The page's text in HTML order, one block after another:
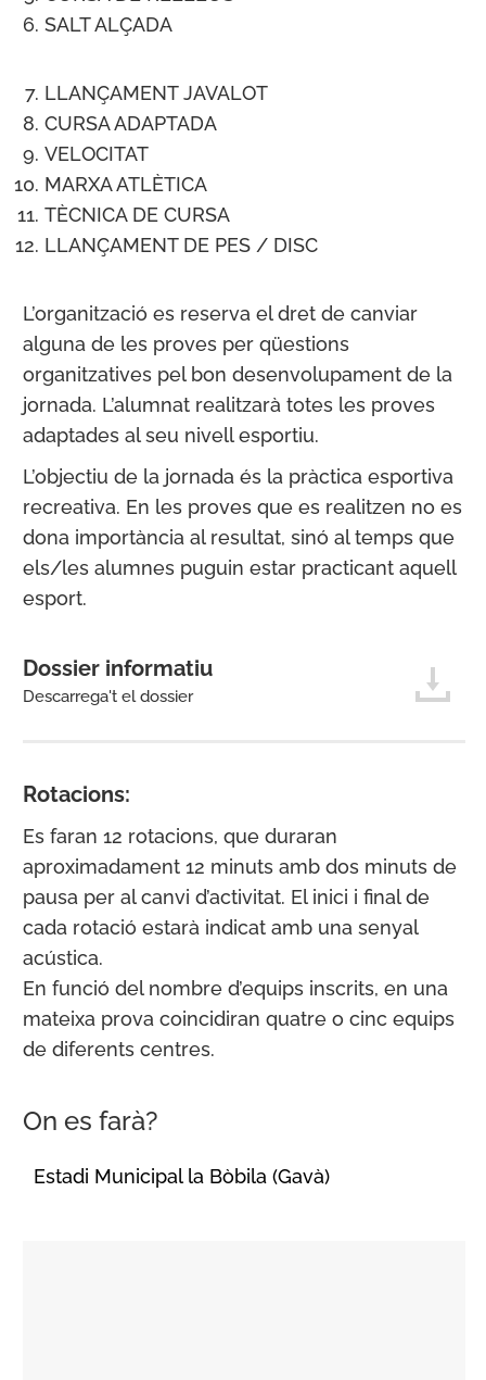
SALT ALÇADA
LLANÇAMENT JAVALOT
CURSA ADAPTADA
VELOCITAT
MARXA ATLÈTICA
TÈCNICA DE CURSA
LLANÇAMENT DE PES / DISC
L’organització es reserva el dret de canviar
alguna de les proves per qüestions
organitzatives pel bon desenvolupament de la
jornada. L’alumnat realitzarà totes les proves
adaptades al seu nivell esportiu.
L’objectiu de la jornada és la pràctica esportiva
recreativa. En les proves que es realitzen no es
dona importància al resultat, sinó al temps que
els/les alumnes puguin estar practicant aquell
esport.
Dossier informatiu
Descarrega't el dossier
Rotacions:
Es faran 12 rotacions, que duraran
aproximadament 12 minuts amb dos minuts de
pausa per al canvi d’activitat. El inici i final de
cada rotació estarà indicat amb una senyal
acústica.
En funció del nombre d’equips inscrits, en una
mateixa prova coincidiran quatre o cinc equips
de diferents centres.
On es farà?
Estadi Municipal la Bòbila (Gavà)